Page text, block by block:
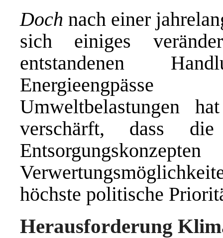
Doch nach einer
sich einiges
entstandenen
Umweltbelastungen
verschärft, dass
höchste politische
Herausforderung